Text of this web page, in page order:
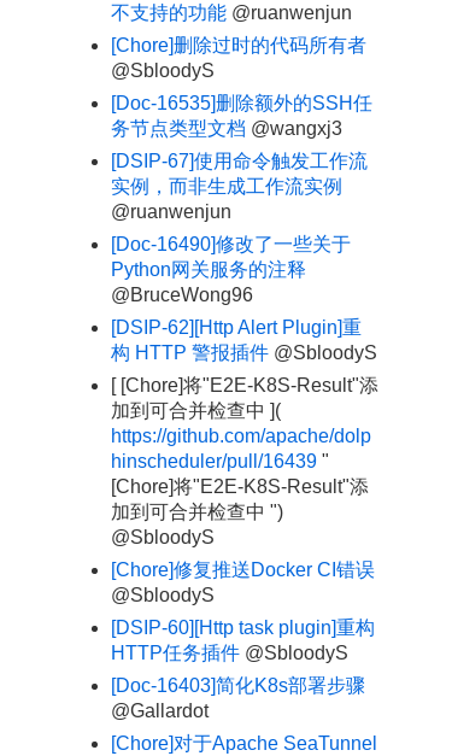
不支持的功能 @ruanwenjun
[Chore]删除过时的代码所有者
@SbloodyS
[Doc-16535]删除额外的SSH任
务节点类型文档 @wangxj3
[DSIP-67]使用命令触发工作流
实例，而非生成工作流实例
@ruanwenjun
[Doc-16490]修改了一些关于
Python网关服务的注释
@BruceWong96
[DSIP-62][Http Alert Plugin]重
构 HTTP 警报插件 @SbloodyS
[ [Chore]将"E2E-K8S-Result"添
加到可合并检查中 ](
https://github.com/apache/dolp
hinscheduler/pull/16439 "
[Chore]将"E2E-K8S-Result"添
加到可合并检查中 ")
@SbloodyS
[Chore]修复推送Docker CI错误
@SbloodyS
[DSIP-60][Http task plugin]重构
HTTP任务插件 @SbloodyS
[Doc-16403]简化K8s部署步骤
@Gallardot
[Chore]对于Apache SeaTunnel